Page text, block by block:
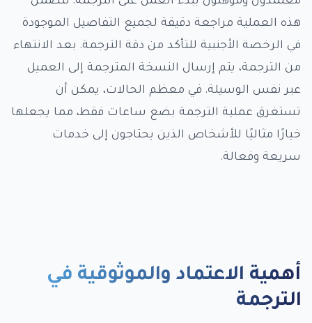
هذه العملية مراجعة دقيقة لجميع التفاصيل الموجودة
في الرخصة الأجنبية للتأكد من دقة الترجمة. بعد الانتهاء
من الترجمة، يتم إرسال النسخة المترجمة إلى العميل
عبر نفس الوسيلة. في معظم الحالات، يمكن أن
تستغرق عملية الترجمة بضع ساعات فقط، مما يجعلها
خيارًا مثاليًا للأشخاص الذين يحتاجون إلى خدمات
سريعة وفعالة.
أهمية الاعتماد والموثوقية في
الترجمة